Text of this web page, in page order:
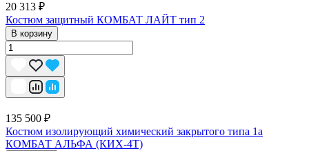
20 313 ₽
Костюм защитный КОМБАТ ЛАЙТ тип 2
В корзину
135 500 ₽
Костюм изолирующий химический закрытого типа 1a
КОМБАТ АЛЬФА (КИХ-4Т)